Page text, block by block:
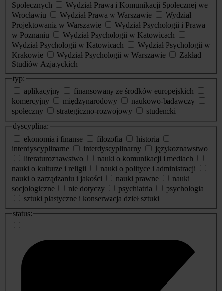
Społecznych
Wydział Prawa i Komunikacji Społecznej we
Wrocławiu
Wydział Prawa w Warszawie
Wydział
Projektowania w Warszawie
Wydział Psychologii i Prawa
w Poznaniu
Wydział Psychologii w Katowicach
Wydział Psychologii w Katowicach
Wydział Psychologii w
Krakowie
Wydział Psychologii w Warszawie
Zakład
Studiów Azjatyckich
typ:
aplikacyjny
finansowany ze środków europejskich
komercyjny
międzynarodowy
naukowo-badawczy
społeczny
strategiczno-rozwojowy
studencki
dyscyplina:
ekonomia i finanse
filozofia
historia
interdyscyplinarne
interdyscyplinarny
językoznawstwo
literaturoznawstwo
nauki o komunikacji i mediach
nauki o kulturze i religii
nauki o polityce i administracji
nauki o zarządzaniu i jakości
nauki prawne
nauki
socjologiczne
nie dotyczy psychiatria
psychologia
sztuki plastyczne i konserwacja dzieł sztuki
status: